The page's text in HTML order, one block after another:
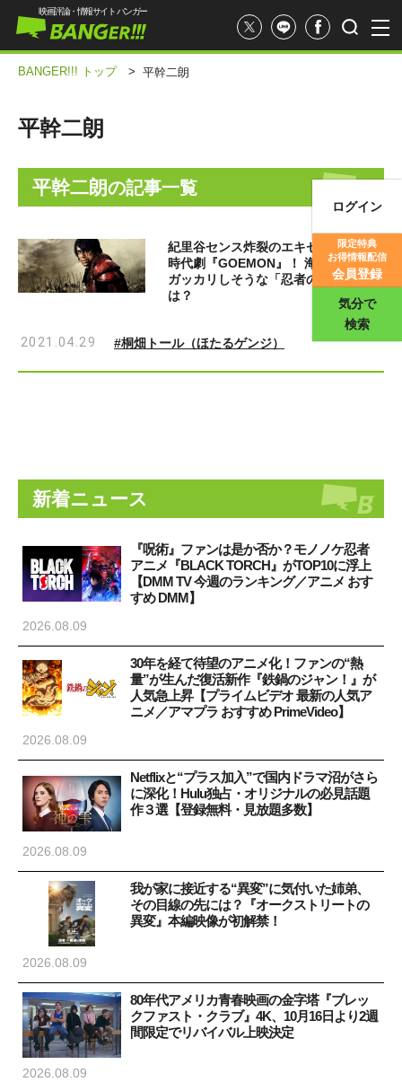
映画評価
映画評論・情報サイト バンガー
ログイン
限定特典
お得情報配信
会員登録
気分で
検索
BANGER!!! トップ > 平幹二朗
平幹二朗
平幹二朗の記事一覧
紀里谷センス炸裂のエキセントリック
時代劇『GOEMON』！ 海外ファンが
ガッカリしそうな「忍者の真実」と
は？
2021.04.29 #桐畑トール（ほたるゲンジ）
新着ニュース
『呪術』ファンは是か否か？モノノケ忍者
アニメ『BLACK TORCH』がTOP10に浮上
【DMM TV 今週のランキング／アニメ おす
すめ DMM】
2026.08.09
30年を経て待望のアニメ化！ファンの“熱
量”が生んだ復活新作『鉄鍋のジャン！』が
人気急上昇【プライムビデオ 最新の人気ア
ニメ／アマプラ おすすめ PrimeVideo】
2026.08.09
Netflixと“プラス加入”で国内ドラマ沼がさら
に深化！Hulu独占・オリジナルの必見話題
作３選【登録無料・見放題多数】
2026.08.09
我が家に接近する“異変”に気付いた姉弟、
その目線の先には？『オークストリートの
異変』本編映像が初解禁！
2026.08.09
80年代アメリカ青春映画の金字塔『ブレッ
クファスト・クラブ』4K、10月16日より2週
間限定でリバイバル上映決定
2026.08.09